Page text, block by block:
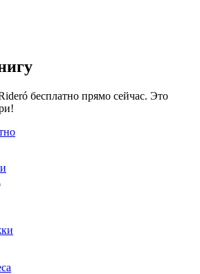
бесплатно прямо сейчас. Это